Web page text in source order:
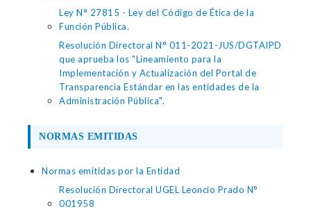
Ley N° 27815 - Ley del Código de Ética de la
Función Pública.
Resolución Directoral N° 011-2021-JUS/DGTAIPD
que aprueba los "Lineamiento para la
Implementación y Actualización del Portal de
Transparencia Estándar en las entidades de la
Administración Pública".
NORMAS EMITIDAS
Normas emitidas por la Entidad
Resolución Directoral UGEL Leoncio Prado N°
001958